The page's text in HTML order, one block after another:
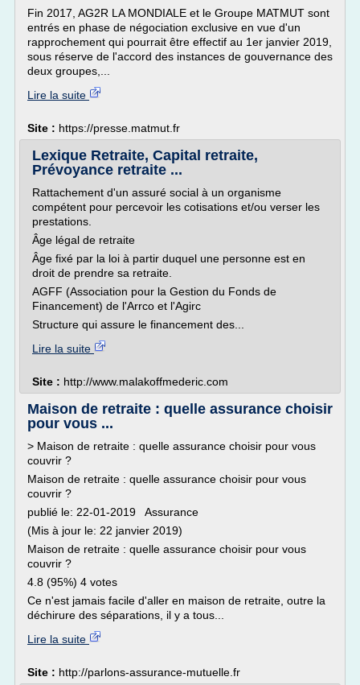
Fin 2017, AG2R LA MONDIALE et le Groupe MATMUT sont
entrés en phase de négociation exclusive en vue d'un
rapprochement qui pourrait être effectif au 1er janvier 2019,
sous réserve de l'accord des instances de gouvernance des
deux groupes,...
Lire la suite
Site : https://presse.matmut.fr
Lexique Retraite, Capital retraite,
Prévoyance retraite ...
Rattachement d'un assuré social à un organisme
compétent pour percevoir les cotisations et/ou verser les
prestations.
Âge légal de retraite
Âge fixé par la loi à partir duquel une personne est en
droit de prendre sa retraite.
AGFF (Association pour la Gestion du Fonds de
Financement) de l'Arrco et l'Agirc
Structure qui assure le financement des...
Lire la suite
Site : http://www.malakoffmederic.com
Maison de retraite : quelle assurance choisir
pour vous ...
> Maison de retraite : quelle assurance choisir pour vous
couvrir ?
Maison de retraite : quelle assurance choisir pour vous
couvrir ?
publié le: 22-01-2019 Assurance
(Mis à jour le: 22 janvier 2019)
Maison de retraite : quelle assurance choisir pour vous
couvrir ?
4.8 (95%) 4 votes
Ce n'est jamais facile d'aller en maison de retraite, outre la
déchirure des séparations, il y a tous...
Lire la suite
Site : http://parlons-assurance-mutuelle.fr